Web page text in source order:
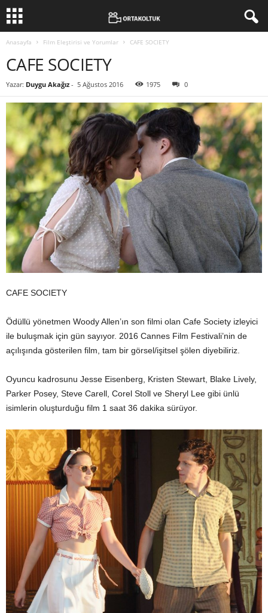
Anasayfa Film Eleştirisi ve Yorumlar CAFE SOCIETY
CAFE SOCIETY
Yazar: Duygu Akağız - 5 Ağustos 2016 1975 0
CAFE SOCIETY
Ödüllü yönetmen Woody Allen’ın son filmi olan Cafe Society izleyici
ile buluşmak için gün sayıyor. 2016 Cannes Film Festivali’nin de
açılışında gösterilen film, tam bir görsel/işitsel şölen diyebiliriz.
Oyuncu kadrosunu Jesse Eisenberg, Kristen Stewart, Blake Lively,
Parker Posey, Steve Carell, Corel Stoll ve Sheryl Lee gibi ünlü
isimlerin oluşturduğu film 1 saat 36 dakika sürüyor.